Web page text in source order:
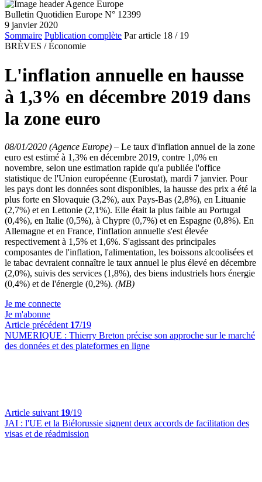
Bulletin Quotidien Europe N° 12399
9 janvier 2020
Sommaire Publication complète Par article 18 / 19
BRÈVES / Économie
L'inflation annuelle en hausse
à 1,3% en décembre 2019 dans
la zone euro
08/01/2020 (Agence Europe) – Le taux d'inflation annuel de la zone
euro est estimé à 1,3% en décembre 2019, contre 1,0% en
novembre, selon une estimation rapide qu'a publiée l'office
statistique de l'Union européenne (Eurostat), mardi 7 janvier. Pour
les pays dont les données sont disponibles, la hausse des prix a été la
plus forte en Slovaquie (3,2%), aux Pays-Bas (2,8%), en Lituanie
(2,7%) et en Lettonie (2,1%). Elle était la plus faible au Portugal
(0,4%), en Italie (0,5%), à Chypre (0,7%) et en Espagne (0,8%). En
Allemagne et en France, l'inflation annuelle s'est élevée
respectivement à 1,5% et 1,6%. S'agissant des principales
composantes de l'inflation, l'alimentation, les boissons alcoolisées et
le tabac devraient connaître le taux annuel le plus élevé en décembre
(2,0%), suivis des services (1,8%), des biens industriels hors énergie
(0,4%) et de l'énergie (0,2%). (MB)
Je me connecte
Je m'abonne
Article précédent 17/19
NUMERIQUE : Thierry Breton précise son approche sur le marché
des données et des plateformes en ligne
Article suivant 19/19
JAI : l'UE et la Biélorussie signent deux accords de facilitation des
visas et de réadmission